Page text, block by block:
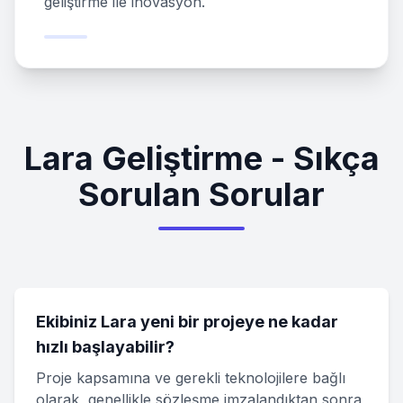
Lara Geliştirme - Sıkça
Sorulan Sorular
Ekibiniz Lara yeni bir projeye ne kadar
hızlı başlayabilir?
Proje kapsamına ve gerekli teknolojilere bağlı
olarak, genellikle sözleşme imzalandıktan sonra